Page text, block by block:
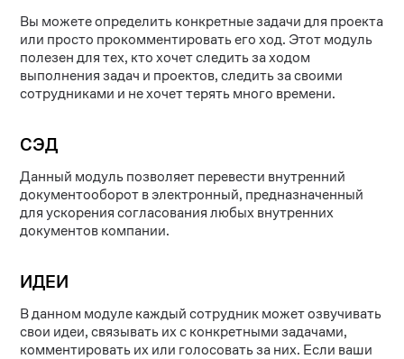
Вы можете определить конкретные задачи для проекта
или просто прокомментировать его ход. Этот модуль
полезен для тех, кто хочет следить за ходом
выполнения задач и проектов, следить за своими
сотрудниками и не хочет терять много времени.
СЭД
Данный модуль позволяет перевести внутренний
документооборот в электронный, предназначенный
для ускорения согласования любых внутренних
документов компании.
ИДЕИ
В данном модуле каждый сотрудник может озвучивать
свои идеи, связывать их с конкретными задачами,
комментировать их или голосовать за них. Если ваши